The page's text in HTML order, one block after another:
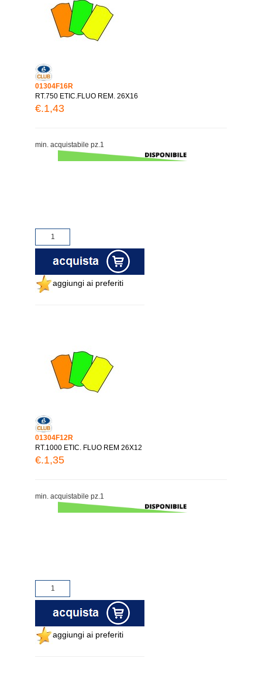
01304F16R
RT.750 ETIC.FLUO REM. 26X16
€.1,43
min. acquistabile pz.1
aggiungi ai preferiti
01304F12R
RT.1000 ETIC. FLUO REM 26X12
€.1,35
min. acquistabile pz.1
aggiungi ai preferiti